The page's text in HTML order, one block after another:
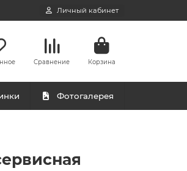
Личный кабинет
Сравнение Корзина
Фотогалерея